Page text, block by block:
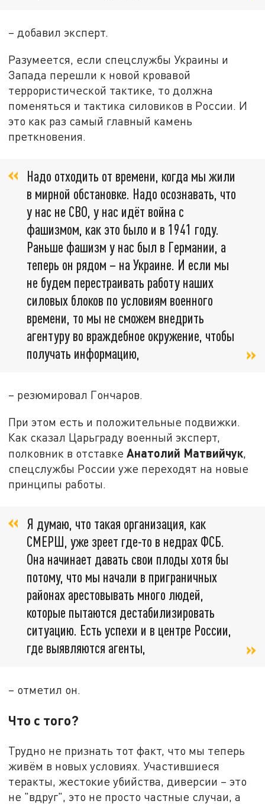
– добавил эксперт.
Разумеется, если спецслужбы Украины и
Запада перешли к новой кровавой
террористической тактике, то должна
поменяться и тактика силовиков в России. И
это как раз самый главный камень
преткновения.
Надо отходить от времени, когда мы жили
в мирной обстановке. Надо осознавать, что
у нас не СВО, у нас идёт война с
фашизмом, как это было и в 1941 году.
Раньше фашизм у нас был в Германии, а
теперь он рядом – на Украине. И если мы
не будем перестраивать работу наших
силовых блоков по условиям военного
времени, то мы не сможем внедрить
агентуру во враждебное окружение, чтобы
получать информацию,
– резюмировал Гончаров.
При этом есть и положительные подвижки.
Как сказал Царьграду военный эксперт,
полковник в отставкеАнатолий Матвийчук,
спецслужбы России уже переходят на новые
принципы работы.
Я думаю, что такая организация, как
СМЕРШ, уже зреет где-то в недрах ФСБ.
Она начинает давать свои плоды хотя бы
потому, что мы начали в приграничных
районах арестовывать много людей,
которые пытаются дестабилизировать
ситуацию. Есть успехи и в центре России,
где выявляются агенты,
– отметил он.
Что с того?
Трудно не признать тот факт, что мы теперь
живём в новых условиях. Участившиеся
теракты, жестокие убийства, диверсии – это
не "вдруг", это не просто частные случаи, а